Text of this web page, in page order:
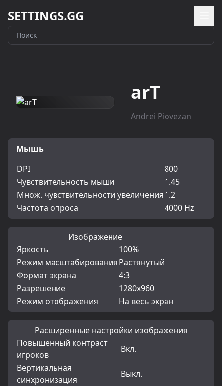
SETTINGS.GG
arT
Andrei Piovezan
Мышь
DPI
800
Чувствительность мыши
1.45
Множ. чувствительности увеличения1.2
Частота опроса
4000 Hz
Изображение
Яркость
100%
Режим масштабированияРастянутый
Формат экрана
4:3
Разрешение
1280x960
Режим отображения
На весь экран
Расширенные настройки изображения
Повышенный контраст
игроков
Вкл.
Вертикальная
синхронизация
Выкл.